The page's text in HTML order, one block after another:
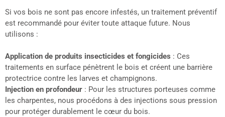
Si vos bois ne sont pas encore infestés, un traitement préventif
est recommandé pour éviter toute attaque future. Nous
utilisons :
Application de produits insecticides et fongicides : Ces
traitements en surface pénètrent le bois et créent une barrière
protectrice contre les larves et champignons.
Injection en profondeur : Pour les structures porteuses comme
les charpentes, nous procédons à des injections sous pression
pour protéger durablement le cœur du bois.